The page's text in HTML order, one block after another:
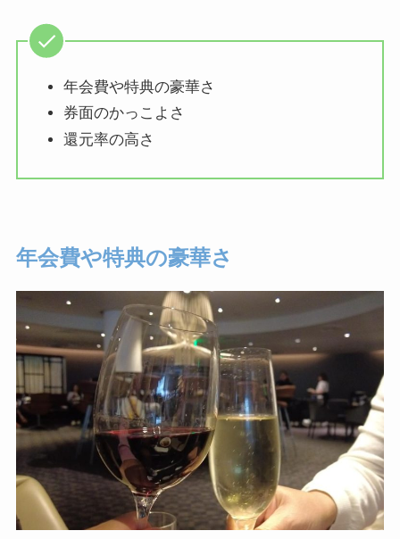
年会費や特典の豪華さ
券面のかっこよさ
還元率の高さ
年会費や特典の豪華さ